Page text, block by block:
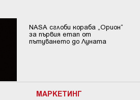
NASA сглоби кораба „Орион“
за първия етап от
пътуването до Луната
МАРКЕТИНГ